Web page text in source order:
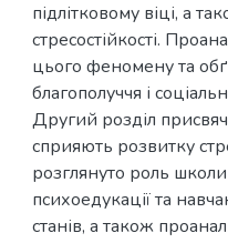
підлітковому віці, а
стресостійкості.
цього феномену та
благополуччя і
Другий розділ
сприяють розвитку
розглянуто роль школи
психоедукації та
станів, а також